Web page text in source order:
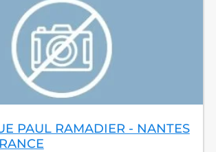
PAUL RAMADIER - NANTES